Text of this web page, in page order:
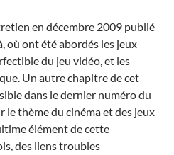
en décembre 2009 publié
où ont été abordés les jeux
du jeu vidéo, et les
Un autre chapitre de cet
dans le dernier numéro du
thème du cinéma et des jeux
élément de cette
des liens troubles